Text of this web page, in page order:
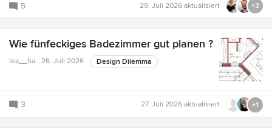
5 29. Juli 2026 aktualisiert +3
Wie fünfeckiges Badezimmer gut planen ?
lea__ha 26. Juli 2026 Design Dilemma
3 27. Juli 2026 aktualisiert +1